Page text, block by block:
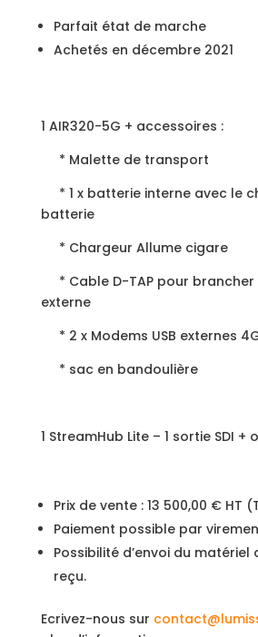
Parfait état de marche
Achetés en décembre 2021
1 AIR320-5G + accessoires :
* Malette de transport
* 1 x batterie interne avec le
batterie
* Chargeur Allume cigare
* Cable D-TAP pour brancher
externe
* 2 x Modems USB externes
* sac en bandoulière
1 StreamHub Lite – 1 sortie SDI +
Prix de vente : 13 500,00 € HT
Paiement possible par
Possibilité d’envoi du
reçu.
Ecrivez-nous sur